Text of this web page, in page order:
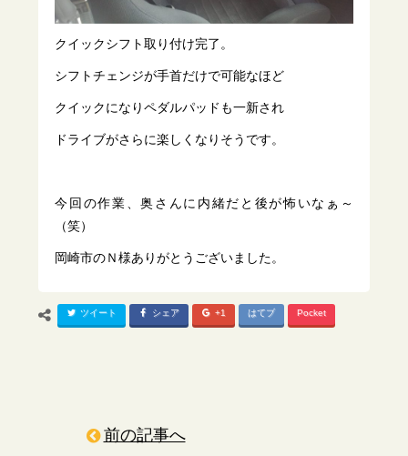
クイックシフト取り付け完了。
シフトチェンジが手首だけで可能なほど
クイックになりペダルパッドも一新され
ドライブがさらに楽しくなりそうです。
今回の作業、奥さんに内緒だと後が怖いなぁ～
（笑）
岡崎市のＮ様ありがとうございました。
ツイート シェア +1 はてブ Pocket
前の記事へ